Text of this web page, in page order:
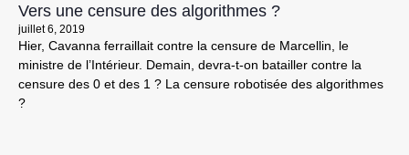
Vers une censure des algorithmes ?
juillet 6, 2019
Hier, Cavanna ferraillait contre la censure de Marcellin, le
ministre de l’Intérieur. Demain, devra-t-on batailler contre la
censure des 0 et des 1 ? La censure robotisée des algorithmes
?